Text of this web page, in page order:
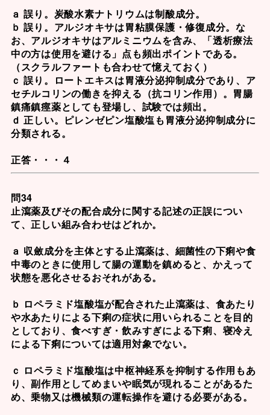
ａ 誤り。炭酸水素ナトリウムは制酸成分。
ｂ 誤り。 アルジオキサは胃粘膜保護・修復成分。な
お、 アルジオキサはアルミニウムを含み、「透析療法
中の方は使用を避ける」点も頻出ポイントである。
（スクラルファート も合わせて憶えておく）
ｃ 誤り。
ロートエキスは胃液分泌抑制成分であり、ア
セチルコリンの働きを抑える（抗コリン作用）。胃腸
鎮痛鎮痙薬としても登場し、試験では頻出。
ｄ 正しい。 ピレンゼピン塩酸塩 も胃液分泌抑制成分に
分類される。
正答・・・４
問34
止瀉薬及びその配合成分に関する記述の正誤につい
て、正しい組み合わせはどれか。
ａ 収斂成分を主体とする止瀉薬は、細菌性の下痢や食
中毒のときに使用して腸の運動を鎮めると、かえって
状態を悪化させるおそれがある。
ｂ ロペラミド塩酸塩が配合された止瀉薬は、食あたり
や水あたりによる下痢の症状に用いられることを目的
としており、食べすぎ・飲みすぎによる下痢、寝冷え
による下痢については適用対象でない。
ｃ ロペラミド塩酸塩は中枢神経系を抑制する作用もあ
り、副作用としてめまいや眠気が現れることがあるた
め、乗物又は機械類の運転操作を避ける必要がある。